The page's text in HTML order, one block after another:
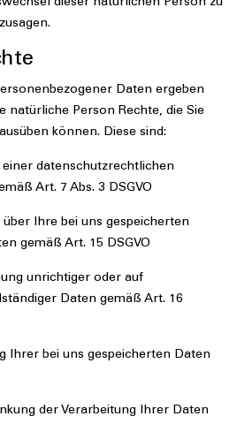
Daten ergeben
natürliche Person Rechte, die Sie
können. Diese sind:
datenschutzrechtlichen
Art. 7 Abs. 3 DSGVO
Ihre bei uns gespeicherten
gemäß Art. 15 DSGVO
unrichtiger oder auf
Daten gemäß Art. 16
bei uns gespeicherten Daten
der Verarbeitung Ihrer Daten